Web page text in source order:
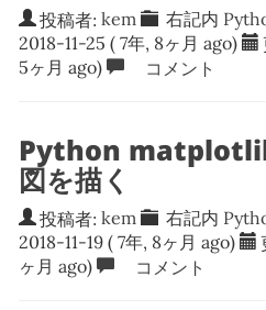
投稿者: kem 右記内
2018-11-25 ( 7年, 8ヶ月 ago)
5ヶ月 ago)
コメント
Python
図を描く
投稿者: kem 右記内
2018-11-19 ( 7年, 8ヶ月 ago)
ヶ月 ago)
コメント